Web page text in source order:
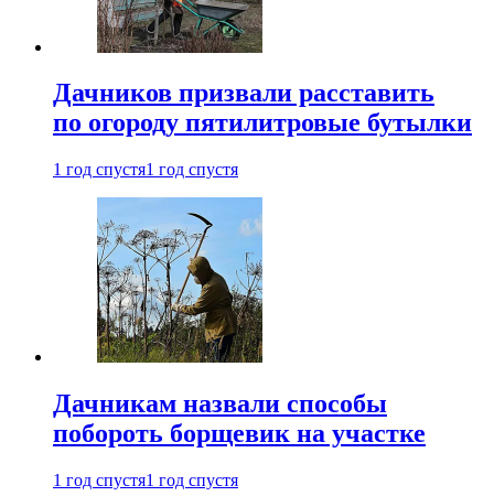
Дачников призвали расставить
по огороду пятилитровые бутылки
1 год спустя1 год спустя
Дачникам назвали способы
побороть борщевик на участке
1 год спустя1 год спустя